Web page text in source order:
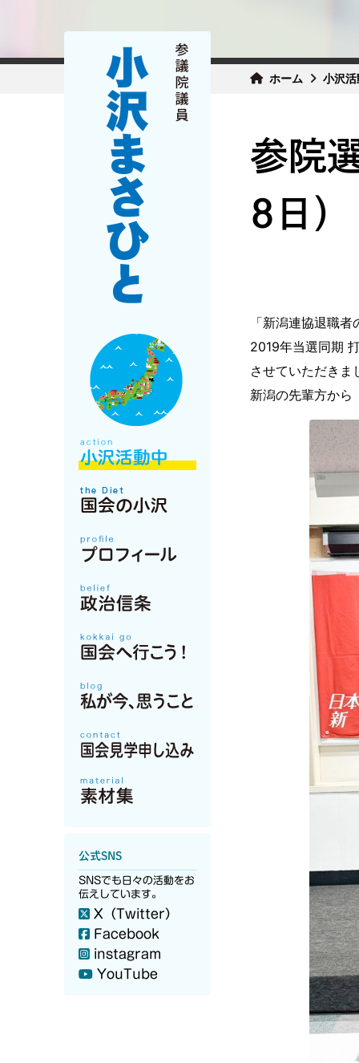
ホーム 小沢
公式SNS
SNSでも日々の活動をお
伝えしています。
X（Twitter）
Facebook
instagram
YouTube
参院
8日）
「新潟連協退職
2019年当選同期
させていただきま
新潟の先輩方から